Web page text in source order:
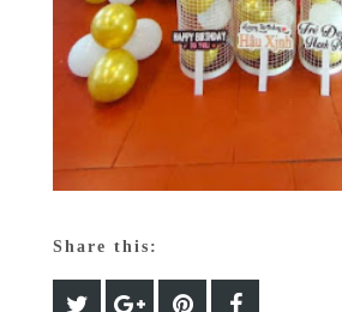
Share this: